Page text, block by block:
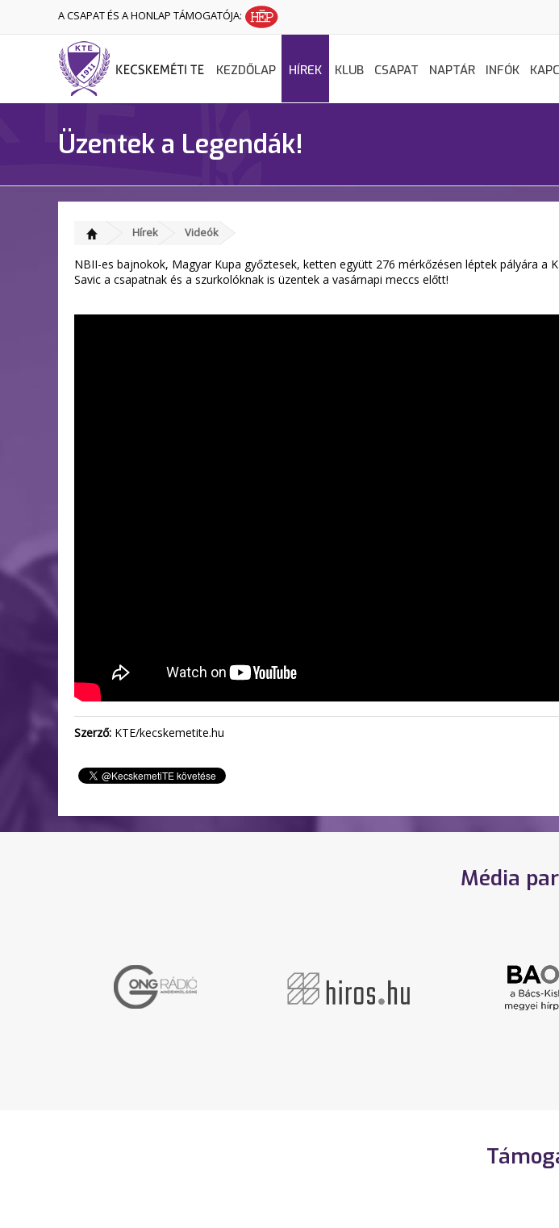
A CSAPAT ÉS A HONLAP TÁMOGATÓJA:
KEZDŐLAP HÍREK KLUB CSAPAT NAPTÁR INFÓK
Üzentek a Legendák!
Hírek Videók
NBII-es bajnokok, Magyar Kupa győztesek, ketten együtt 276 mérkőzésen léptek pályára a
Savic a csapatnak és a szurkolóknak is üzentek a vasárnapi meccs előtt!
Szerző: KTE/kecskemetite.hu
Média